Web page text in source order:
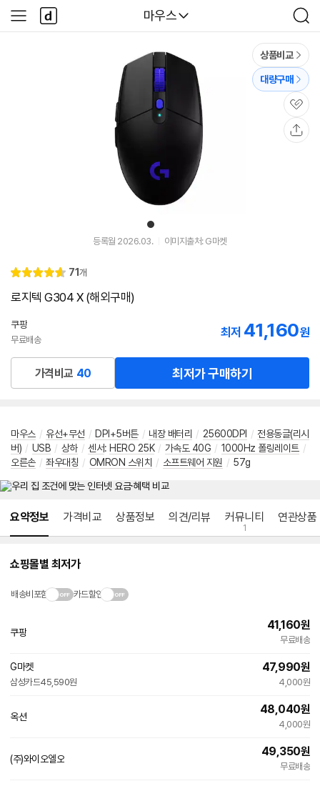
다나와
마우스
검
색
사
이
다
나
와
1
튜
상품비교
대량구매
관
심
등록월 2026.03. 이미지출처: G마켓
별
4.
리
71 개
로지텍 G304 X (해외구매)
쿠팡
무료배송
최저 41,160원
가격비교 40 최저가 구매하기
마우스 / 유선+무선 / DPI+5버튼 / 내장 배터리 / 25600DPI / 전용동글(리시
버) / USB / 상하 / 센서: HERO 25K / 가속도 40G / 1000Hz 폴링레이트 /
오른손 / 좌우대칭 / OMRON 스위치 / 소프트웨어 지원 / 57g
요약정보 가격비교 상품정보 의견/리뷰 커뮤니티
1
연관상품
쇼핑몰별 최저가
배송비포함 카드할인
쿠팡
41,160원
무료배송
G마켓
삼성카드45,590원
47,990원
4,000원
옥션
48,040원
4,000원
(주)와이오엘오
49,350원
무료배송